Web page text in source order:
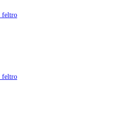
feltro
feltro